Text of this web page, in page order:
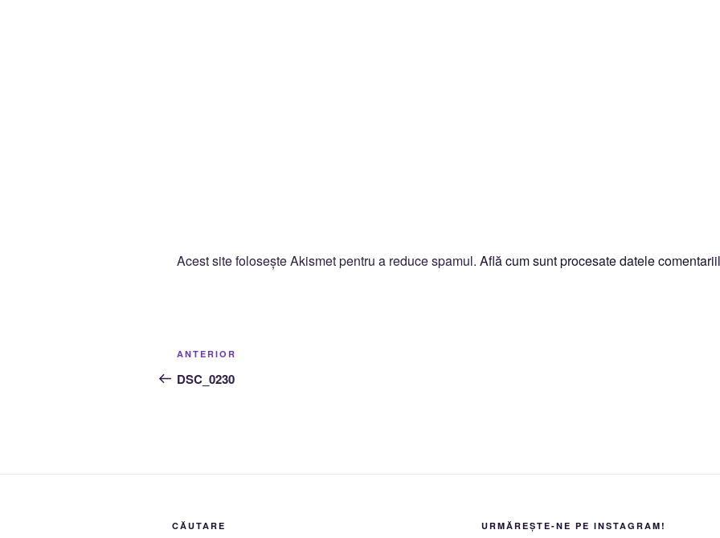
Acest site folosește Akismet pentru a reduce spamul. Află cum sunt procesate datele
Navigare
în
Articolul
anterior
ANTERIOR
DSC_0230
CĂUTARE URMĂREȘTE-NE PE INSTAGRAM!